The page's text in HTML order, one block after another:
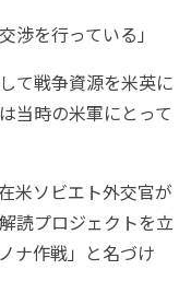
渉を行っている」
て戦争資源を米英に
当時の米軍にとって
米ソビエト外交官が
読プロジェクトを立
ナ作戦」と名づけ